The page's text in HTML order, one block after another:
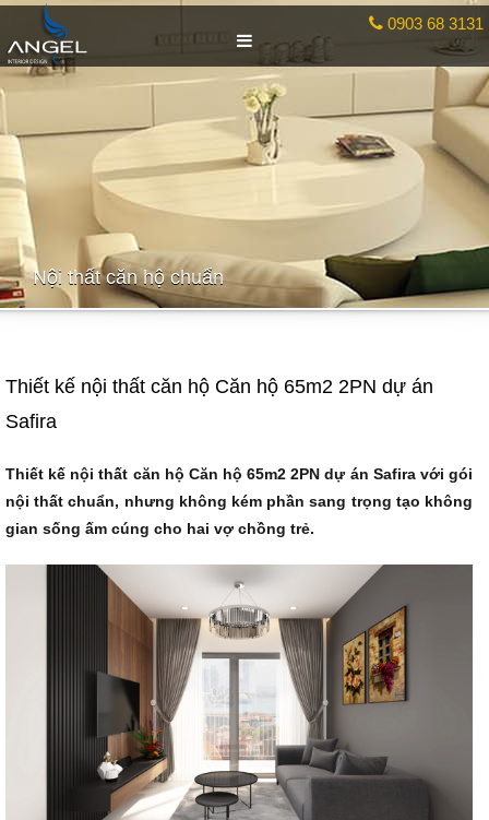
0903 68 3131
Nội thất căn hộ chuẩn
Thiết kế nội thất căn hộ Căn hộ 65m2 2PN dự án
Safira
Thiết kế nội thất căn hộ Căn hộ 65m2 2PN dự án Safira với gói
nội thất chuẩn, nhưng không kém phần sang trọng tạo không
gian sống ấm cúng cho hai vợ chồng trẻ.